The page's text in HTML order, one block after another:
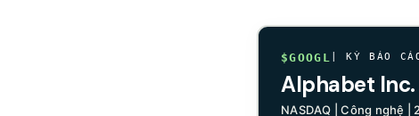
$GOOGL | KỲ BÁO
Alphabet Inc.
NASDAQ | Công nghệ |